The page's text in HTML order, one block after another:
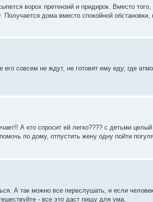
ворох претензий и придирок. Вместо
Получается дома вместо спокойной
совсем не ждут, не готовят ему еду, где
А кто спросит ей легко???? с детьми
по дому, отпустить жену одну пойти
А так можно все переслушать, и если
- все это даст пищу для ума.